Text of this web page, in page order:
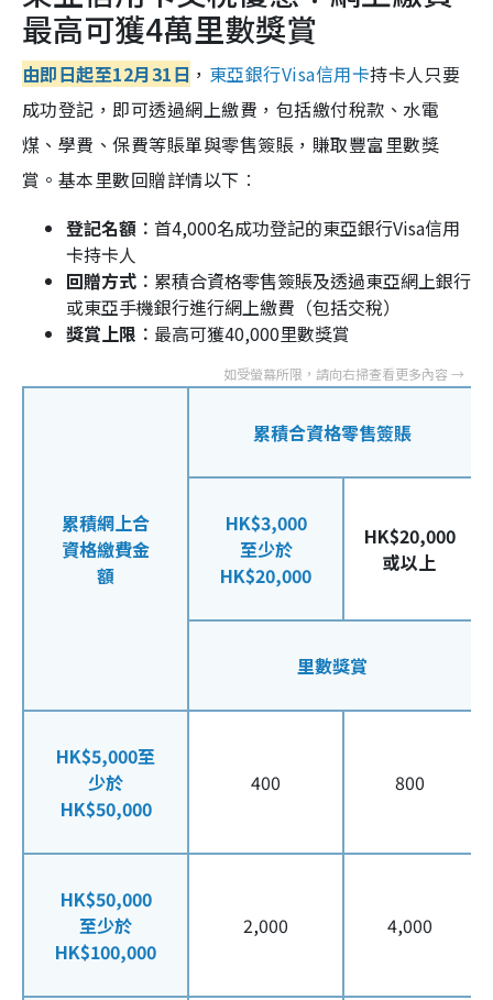
最高可獲4萬里數獎賞
由即日起至12月31日 ， 東亞銀行Visa信用卡持卡人只要
成功登記，即可透過網上繳費，包括繳付稅款、水電
煤、學費、保費等賬單與零售簽賬，賺取豐富里數獎
賞。基本里數回贈詳情以下︰
登記名額︰ 首4,000名成功登記的東亞銀行Visa信用
卡持卡人
回贈方式︰ 累積合資格零售簽賬及透過東亞網上銀行
或東亞手機銀行進行網上繳費（包括交稅）
獎賞上限︰ 最高可獲40,000里數獎賞
累積網上合
資格繳費金
額
累積合資格零售簽賬
HK$3,000
至少於
HK$20,000
HK$20,000
或以上
里數獎賞
HK$5,000至
少於
HK$50,000
400 800
HK$50,000
至少於
HK$100,000
2,000 4,000